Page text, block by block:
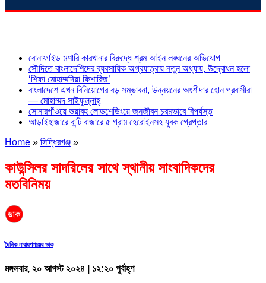
বোনাফাইড মশারি কারখানার বিরুদ্ধে শ্রম আইন লঙ্ঘনের অভিযোগ
সৌদিতে বাংলাদেশিদের ব্যবসায়িক অগ্রযাত্রায় নতুন অধ্যায়, উদ্বোধন হলো
‘শিফা মোহাম্মদিয়া ফিশারিজ’
বাংলাদেশে এখন বিনিয়োগের বড় সম্ভাবনা, উন্নয়নের অংশীদার হোন প্রবাসীরা
— মোহাম্মদ সাইফুল্লাহ্
সোনারগাঁওয়ে ভয়াবহ লোডশেডিংয়ে জনজীবন চরমভাবে বিপর্যস্ত
আড়াইহাজারে বান্টি বাজারে ৫ গ্রাম হেরোইনসহ যুবক গ্রেপ্তার
Home » সিদ্ধিরগঞ্জ »
কাউন্সিলর সাদরিলের সাথে স্থানীয় সাংবাদিকদের
মতবিনিময়
দৈনিক নারায়ণগঞ্জের ডাক
মঙ্গলবার, ২০ আগস্ট ২০২৪ | ১২:২০ পূর্বাহ্ণ